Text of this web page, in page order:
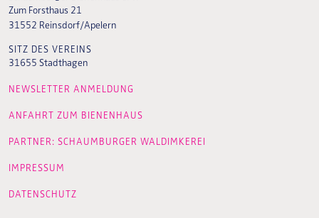
Zum Forsthaus 21
31552 Reinsdorf/Apelern
SITZ DES VEREINS
31655 Stadthagen
NEWSLETTER ANMELDUNG
ANFAHRT ZUM BIENENHAUS
PARTNER: SCHAUMBURGER WALDIMKEREI
IMPRESSUM
DATENSCHUTZ